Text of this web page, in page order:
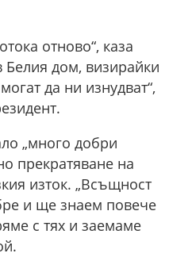
отново“, каза
дом, визирайки
да ни изнудват“,
„много добри
прекратяване на
изток. „Всъщност
и ще знаем повече
с тях и заемаме